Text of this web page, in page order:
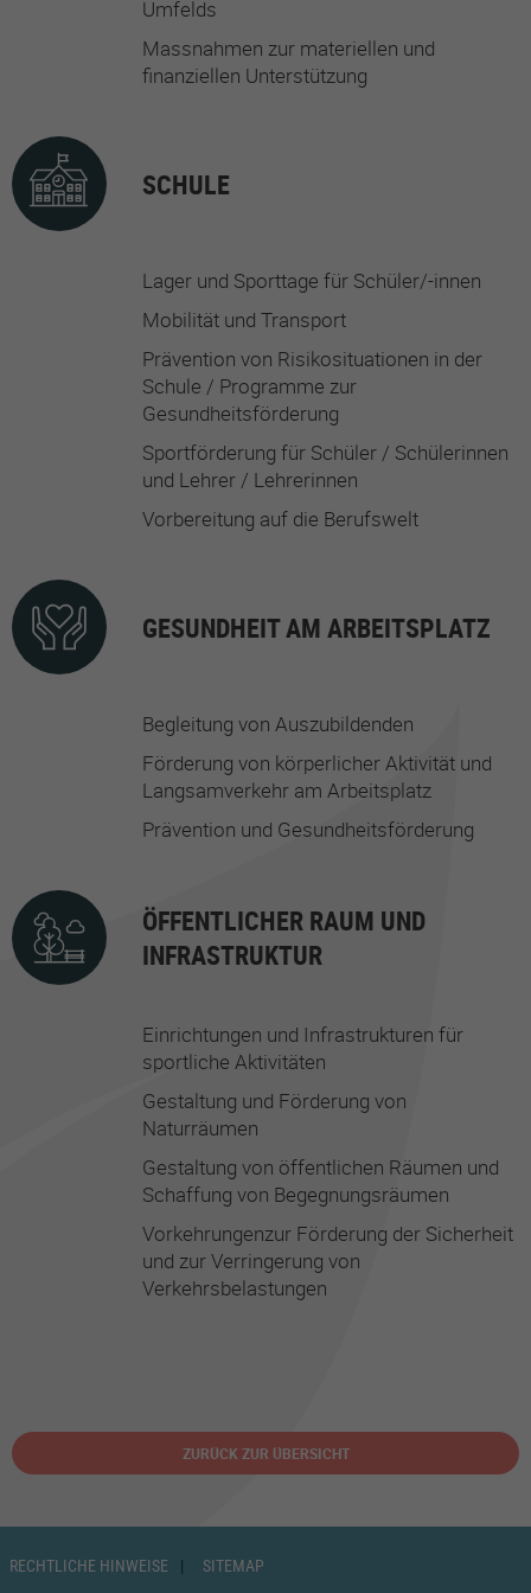
Umfelds
Massnahmen zur materiellen und
finanziellen Unterstützung
SCHULE
Lager und Sporttage für Schüler/-innen
Mobilität und Transport
Prävention von Risikosituationen in der
Schule / Programme zur
Gesundheitsförderung
Sportförderung für Schüler / Schülerinnen
und Lehrer / Lehrerinnen
Vorbereitung auf die Berufswelt
GESUNDHEIT AM ARBEITSPLATZ
Begleitung von Auszubildenden
Förderung von körperlicher Aktivität und
Langsamverkehr am Arbeitsplatz
Prävention und Gesundheitsförderung
ÖFFENTLICHER RAUM UND
INFRASTRUKTUR
Einrichtungen und Infrastrukturen für
sportliche Aktivitäten
Gestaltung und Förderung von
Naturräumen
Gestaltung von öffentlichen Räumen und
Schaffung von Begegnungsräumen
Vorkehrungenzur Förderung der Sicherheit
und zur Verringerung von
Verkehrsbelastungen
ZURÜCK ZUR ÜBERSICHT
RECHTLICHE HINWEISE SITEMAP